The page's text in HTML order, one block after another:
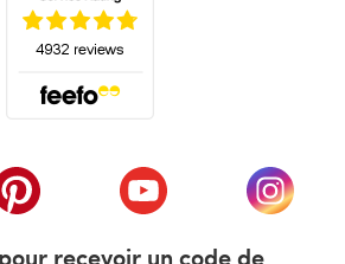
un nouvel onglet)
(s'ouvre dans un nouvel onglet)
(s'ouvre dans un(s'ouvre
recevoir un code de